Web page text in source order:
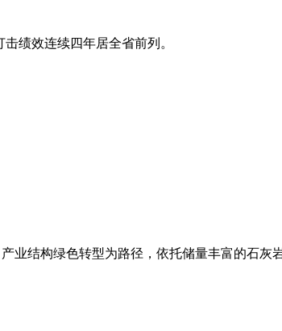
绩效连续四年居全省前列。
业结构绿色转型为路径，依托储量丰富的石灰